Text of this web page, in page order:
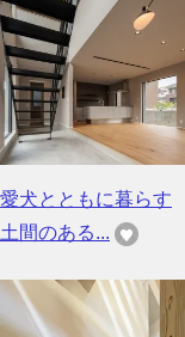
愛犬とともに暮らす
土間のある...